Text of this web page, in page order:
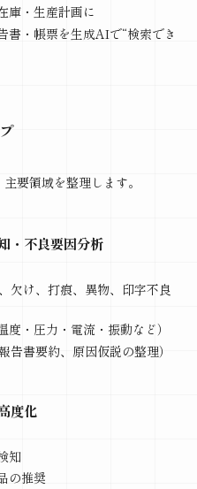
庫・生産計画に
書・帳票を生成AIで“検索でき
要領域を整理します。
・不良要因分析
欠け、打痕、異物、印字不良
・圧力・電流・振動など）
書要約、原因仮説の整理）
度化
知
の推奨